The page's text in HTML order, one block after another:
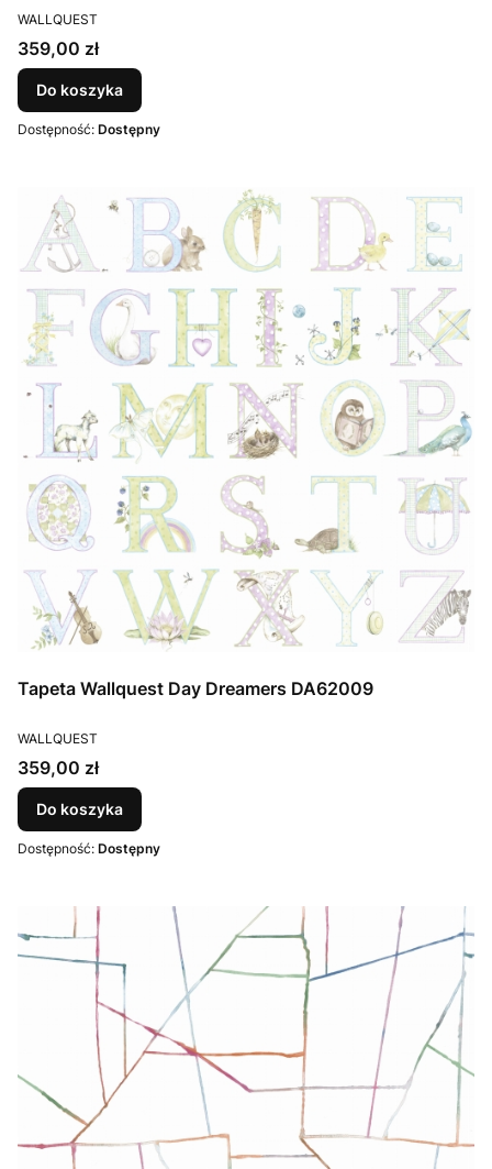
PRODUCENT
WALLQUEST
Cena
359,00 zł
Do koszyka
Dostępność: Dostępny
Tapeta Wallquest Day Dreamers DA62009
PRODUCENT
WALLQUEST
Cena
359,00 zł
Do koszyka
Dostępność: Dostępny